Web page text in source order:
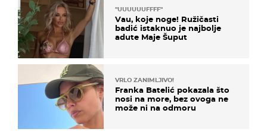
"UUUUUUFFFF"
Vau, koje noge! Ružičasti
badić istaknuo je najbolje
adute Maje Šuput
VRLO ZANIMLJIVO!
Franka Batelić pokazala što
nosi na more, bez ovoga ne
može ni na odmoru